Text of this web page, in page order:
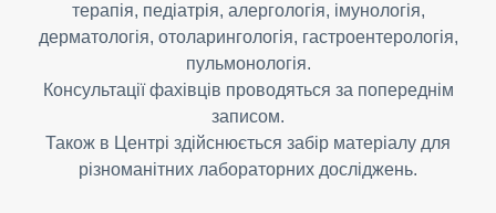
терапія, педіатрія, алергологія, імунологія,
дерматологія, отоларингологія, гастроентерологія,
пульмонологія.
Консультації фахівців проводяться за попереднім
записом.
Також в Центрі здійснюється забір матеріалу для
різноманітних лабораторних досліджень.